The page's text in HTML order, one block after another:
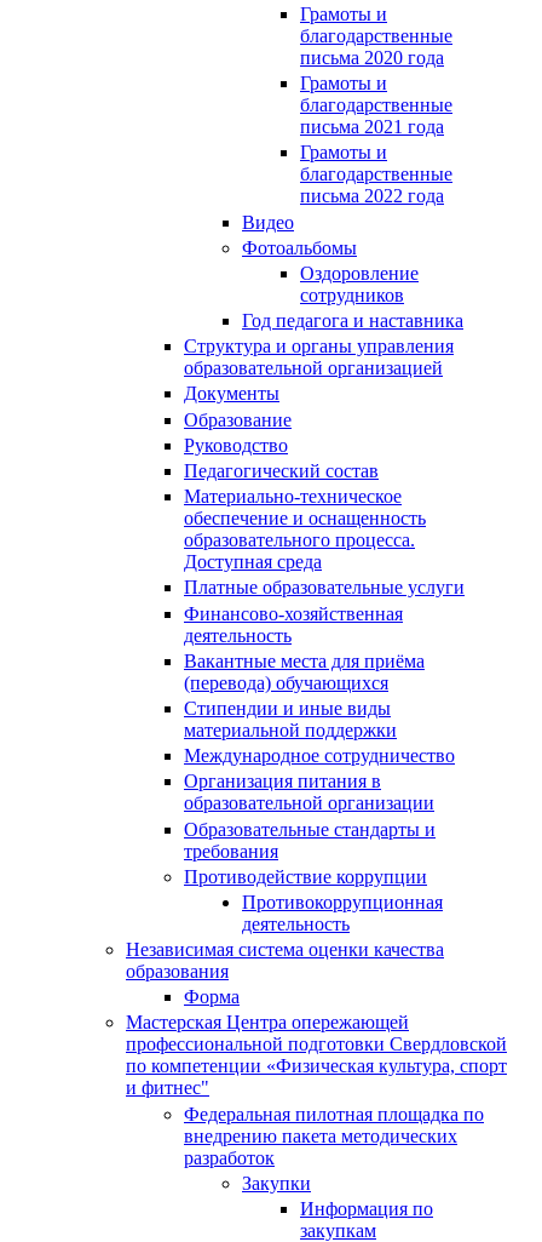
Грамоты и
благодарственные
письма 2020 года
Грамоты и
благодарственные
письма 2021 года
Грамоты и
благодарственные
письма 2022 года
Видео
Фотоальбомы
Оздоровление
сотрудников
Год педагога и наставника
Структура и органы управления
образовательной организацией
Документы
Образование
Руководство
Педагогический состав
Материально-техническое
обеспечение и оснащенность
образовательного процесса.
Доступная среда
Платные образовательные услуги
Финансово-хозяйственная
деятельность
Вакантные места для приёма
(перевода) обучающихся
Стипендии и иные виды
материальной поддержки
Международное сотрудничество
Организация питания в
образовательной организации
Образовательные стандарты и
требования
Противодействие коррупции
Противокоррупционная
деятельность
Независимая система оценки качества
образования
Форма
Мастерская Центра опережающей
профессиональной подготовки Свердловской
по компетенции «Физическая культура, спорт
и фитнес"
Федеральная пилотная площадка по
внедрению пакета методических
разработок
Закупки
Информация по
закупкам